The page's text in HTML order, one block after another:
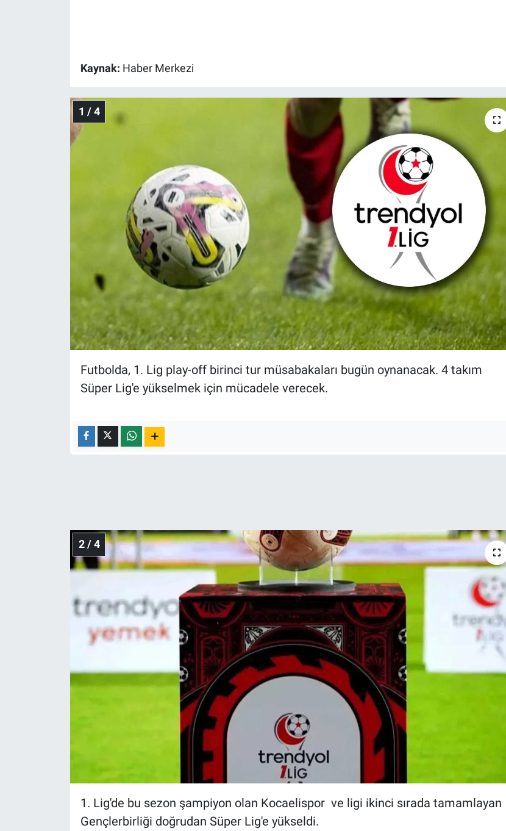
Kaynak: Haber Merkezi
1 / 4
Futbolda, 1. Lig play-off birinci tur müsabakaları bugün oynanacak. 4 takım
Süper Lig'e yükselmek için mücadele verecek.
2 / 4
1. Lig'de bu sezon şampiyon olan Kocaelispor ve ligi ikinci sırada tamamlayan
Gençlerbirliği doğrudan Süper Lig'e yükseldi.
Programlar
Yerel Yaşam